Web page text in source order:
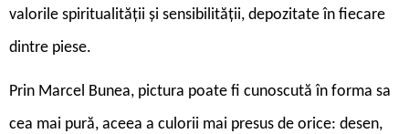
valorile spiritualității și sensibilității, depozitate în fiecare
dintre piese.
Prin Marcel Bunea, pictura poate fi cunoscută în forma sa
cea mai pură, aceea a culorii mai presus de orice: desen,